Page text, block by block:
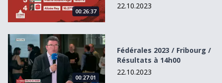
00:26:37
22.10.2023
Fédérales 2023 / Fribourg / Résultats à 14h00
00:27:01
Fédérales 2023 / Fribourg /
Résultats à 14h00
22.10.2023